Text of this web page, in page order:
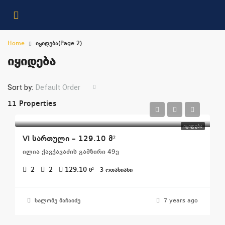
Home იყიდება(Page 2)
იყიდება
11 Properties
Sort by: Default Order
ᲘᲧᲘᲓᲔᲑᲐ
VI სართული – 129.10 მ²
ილია ჭავჭავაძის გამზირი 49ე
2 2 129.10 მ² 3 ᲝᲗᲐᲮᲘᲐᲜᲘ
სალომე მაჩაიძე 7 years ago